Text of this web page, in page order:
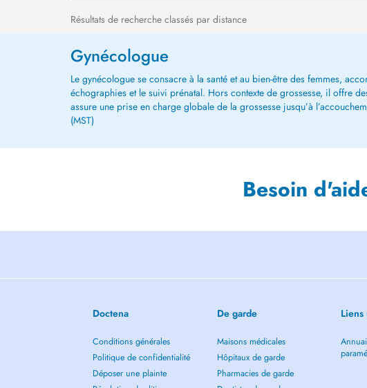
Résultats de recherche classés par distance
Gynécologue
Le gynécologue se consacre à la santé et au bien-être des femmes,
échographies et le suivi prénatal. Hors contexte de grossesse, il offre
assure une prise en charge globale de la grossesse jusqu’à
(MST)
Besoin
Doctena
Conditions générales
Politique de confidentialité
Déposer une plainte
De garde
Maisons médicales
Hôpitaux de garde
Pharmacies de garde